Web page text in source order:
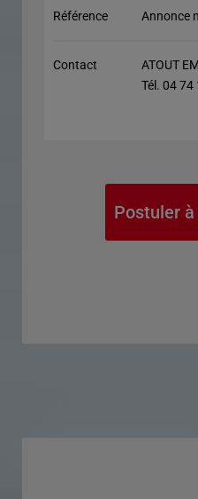
Référence Annonce
Contact
ATOUT
Tél. 04 74
Postuler